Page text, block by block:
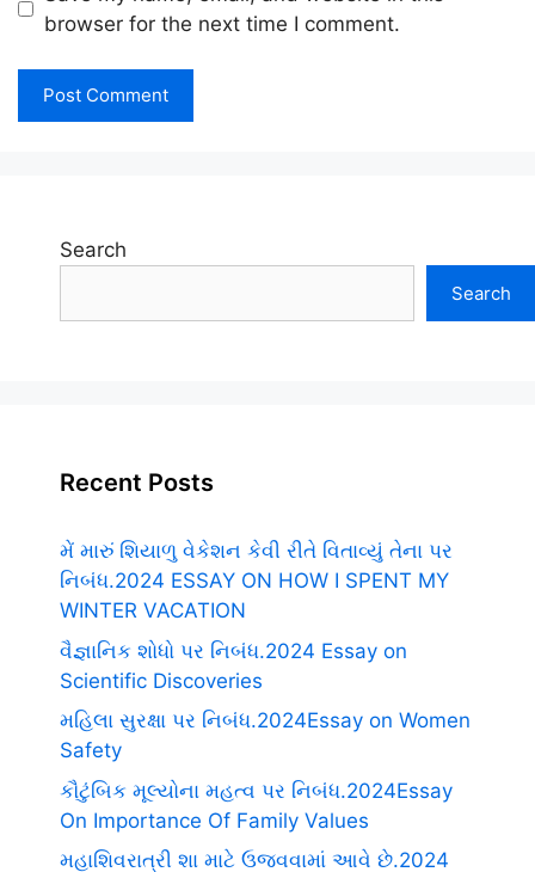
browser for the next time I comment.
Search
Search
Recent Posts
મેં મારું શિયાળુ વેકેશન કેવી રીતે વિતાવ્યું તેના પર
નિબંધ.2024 ESSAY ON HOW I SPENT MY
WINTER VACATION
વૈજ્ઞાનિક શોધો પર નિબંધ.2024 Essay on
Scientific Discoveries
મહિલા સુરક્ષા પર નિબંધ.2024Essay on Women
Safety
કૌટુંબિક મૂલ્યોના મહત્વ પર નિબંધ.2024Essay
On Importance Of Family Values
મહાશિવરાત્રી શા માટે ઉજવવામાં આવે છે.2024